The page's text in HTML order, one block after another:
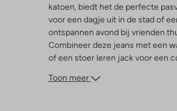
katoen, biedt het de perfecte
voor een dagje uit in de stad of
ontspannen avond bij vrienden
Combineer deze jeans met een
of een stoer leren jack voor een
wandelt of geniet van een knusse
Toon meer